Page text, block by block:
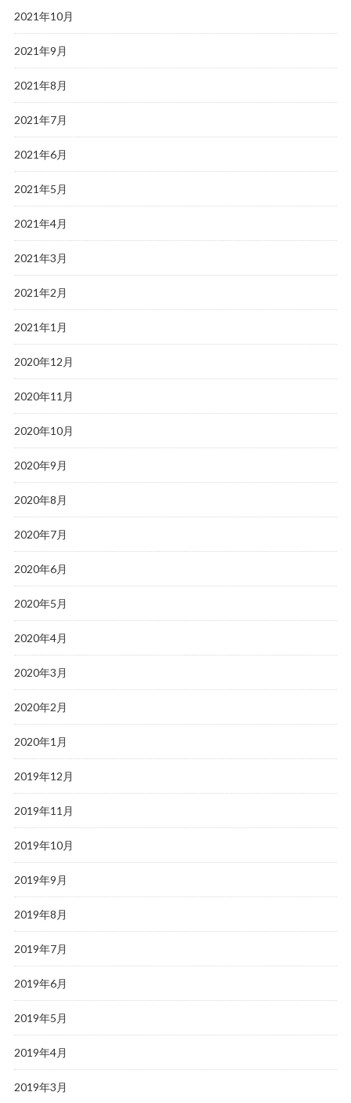
2021年10月
2021年9月
2021年8月
2021年7月
2021年6月
2021年5月
2021年4月
2021年3月
2021年2月
2021年1月
2020年12月
2020年11月
2020年10月
2020年9月
2020年8月
2020年7月
2020年6月
2020年5月
2020年4月
2020年3月
2020年2月
2020年1月
2019年12月
2019年11月
2019年10月
2019年9月
2019年8月
2019年7月
2019年6月
2019年5月
2019年4月
2019年3月